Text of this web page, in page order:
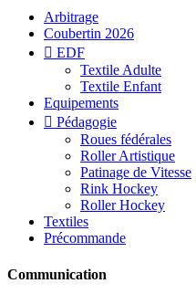
Arbitrage
Coubertin 2026
 EDF
Textile Adulte
Textile Enfant
Equipements
 Pédagogie
Roues fédérales
Roller Artistique
Patinage de Vitesse
Rink Hockey
Roller Hockey
Textiles
Précommande
Communication